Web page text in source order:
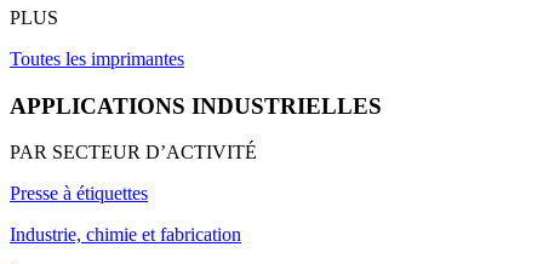
PLUS
Toutes les imprimantes
APPLICATIONS INDUSTRIELLES
PAR SECTEUR D’ACTIVITÉ
Presse à étiquettes
Industrie, chimie et fabrication